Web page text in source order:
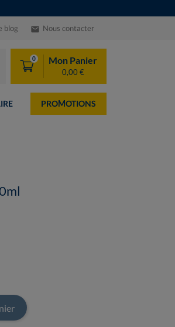
blog email Nous contacter
0 Mon Panier
0,00 €
PROMOTIONS